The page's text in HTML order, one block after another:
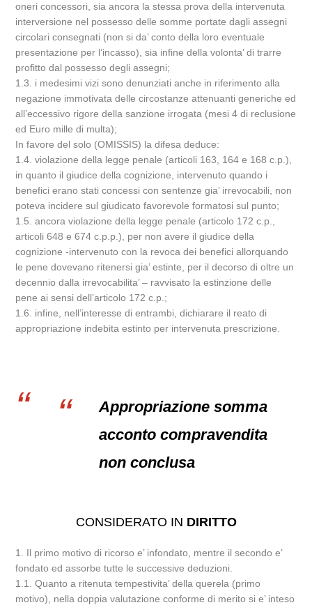
oneri concessori, sia ancora la stessa prova della intervenuta
interversione nel possesso delle somme portate dagli assegni
circolari consegnati (non si da’ conto della loro eventuale
presentazione per l’incasso), sia infine della volonta’ di trarre
profitto dal possesso degli assegni;
1.3. i medesimi vizi sono denunziati anche in riferimento alla
negazione immotivata delle circostanze attenuanti generiche ed
all’eccessivo rigore della sanzione irrogata (mesi 4 di reclusione
ed Euro mille di multa);
In favore del solo (OMISSIS) la difesa deduce:
1.4. violazione della legge penale (articoli 163, 164 e 168 c.p.),
in quanto il giudice della cognizione, intervenuto quando i
benefici erano stati concessi con sentenze gia’ irrevocabili, non
poteva incidere sul giudicato favorevole formatosi sul punto;
1.5. ancora violazione della legge penale (articolo 172 c.p.,
articoli 648 e 674 c.p.p.), per non avere il giudice della
cognizione -intervenuto con la revoca dei benefici allorquando
le pene dovevano ritenersi gia’ estinte, per il decorso di oltre un
decennio dalla irrevocabilita’ – ravvisato la estinzione delle
pene ai sensi dell’articolo 172 c.p.;
1.6. infine, nell’interesse di entrambi, dichiarare il reato di
appropriazione indebita estinto per intervenuta prescrizione.
Appropriazione somma
acconto compravendita
non conclusa
CONSIDERATO IN DIRITTO
1. Il primo motivo di ricorso e’ infondato, mentre il secondo e’
fondato ed assorbe tutte le successive deduzioni.
1.1. Quanto a ritenuta tempestivita’ della querela (primo
motivo), nella doppia valutazione conforme di merito si e’ inteso